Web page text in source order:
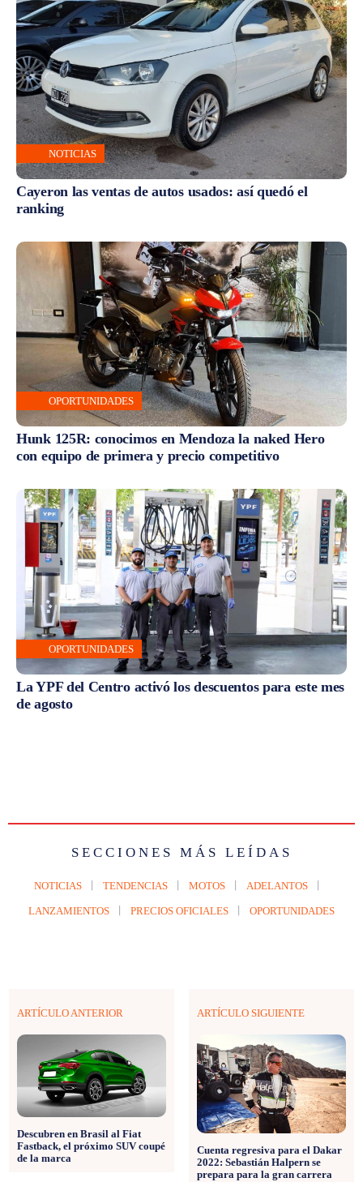
NOTICIAS
Cayeron las ventas de autos usados: así quedó el
ranking
OPORTUNIDADES
Hunk 125R: conocimos en Mendoza la naked Hero
con equipo de primera y precio competitivo
OPORTUNIDADES
La YPF del Centro activó los descuentos para este mes
de agosto
SECCIONES MÁS LEÍDAS
NOTICIAS TENDENCIAS MOTOS ADELANTOS
LANZAMIENTOS PRECIOS OFICIALES OPORTUNIDADES
ARTÍCULO ANTERIOR
Descubren en Brasil al Fiat
Fastback, el próximo SUV coupé
de la marca
ARTÍCULO SIGUIENTE
Cuenta regresiva para el Dakar
2022: Sebastián Halpern se
prepara para la gran carrera